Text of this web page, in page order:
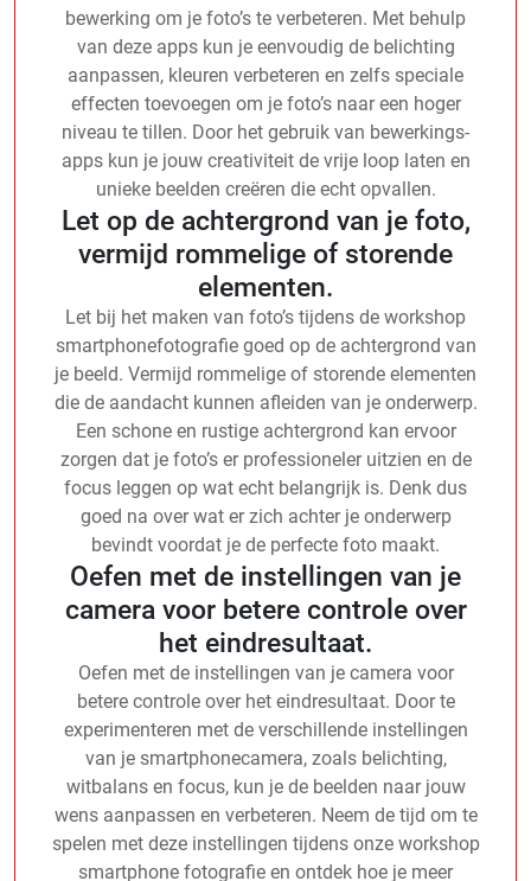
bewerking om je foto’s te verbeteren. Met behulp
van deze apps kun je eenvoudig de belichting
aanpassen, kleuren verbeteren en zelfs speciale
effecten toevoegen om je foto’s naar een hoger
niveau te tillen. Door het gebruik van bewerkings-
apps kun je jouw creativiteit de vrije loop laten en
unieke beelden creëren die echt opvallen.
Let op de achtergrond van je foto,
vermijd rommelige of storende
elementen.
Let bij het maken van foto’s tijdens de workshop
smartphonefotografie goed op de achtergrond van
je beeld. Vermijd rommelige of storende elementen
die de aandacht kunnen afleiden van je onderwerp.
Een schone en rustige achtergrond kan ervoor
zorgen dat je foto’s er professioneler uitzien en de
focus leggen op wat echt belangrijk is. Denk dus
goed na over wat er zich achter je onderwerp
bevindt voordat je de perfecte foto maakt.
Oefen met de instellingen van je
camera voor betere controle over
het eindresultaat.
Oefen met de instellingen van je camera voor
betere controle over het eindresultaat. Door te
experimenteren met de verschillende instellingen
van je smartphonecamera, zoals belichting,
witbalans en focus, kun je de beelden naar jouw
wens aanpassen en verbeteren. Neem de tijd om te
spelen met deze instellingen tijdens onze workshop
smartphone fotografie en ontdek hoe je meer